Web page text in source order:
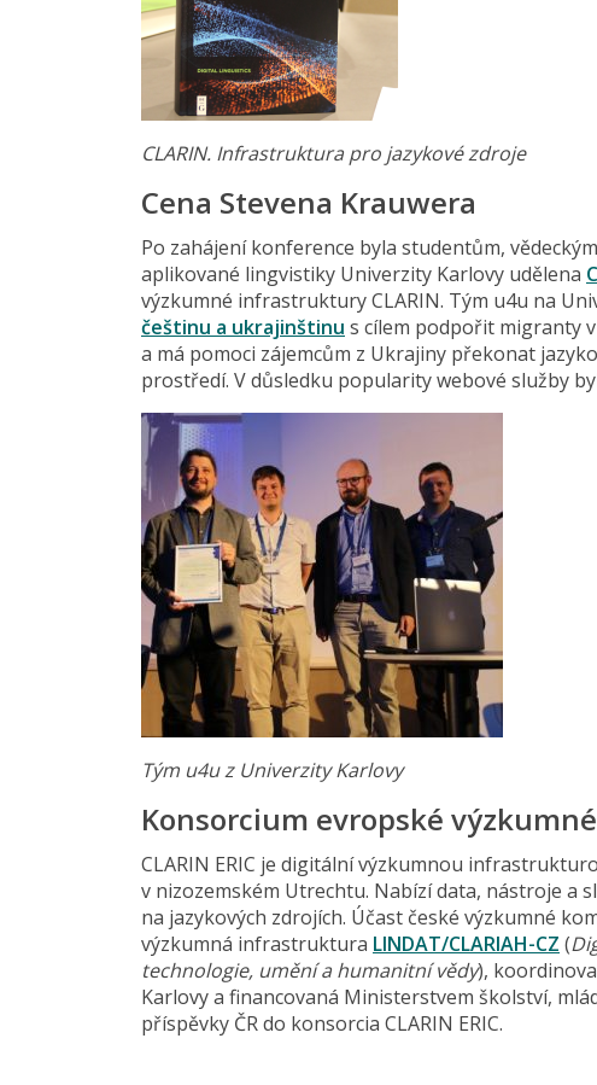
CLARIN. Infrastruktura pro jazykové zdroje
Cena Stevena Krauwera
Po zahájení konference byla studentům,
aplikované lingvistiky Univerzity Karlovy udělena
výzkumné infrastruktury CLARIN. Tým u4u na
češtinu a ukrajinštinu s cílem podpořit migranty
a má pomoci zájemcům z Ukrajiny překonat
prostředí. V důsledku popularity webové služby
Tým u4u z Univerzity Karlovy
Konsorcium evropské
CLARIN ERIC je digitální výzkumnou
v nizozemském Utrechtu. Nabízí data, nástroje a
na jazykových zdrojích. Účast české výzkumné
výzkumná infrastruktura LINDAT/CLARIAH-CZ (
technologie, umění a humanitní vědy),
Karlovy a financovaná Ministerstvem školství,
příspěvky ČR do konsorcia CLARIN ERIC.